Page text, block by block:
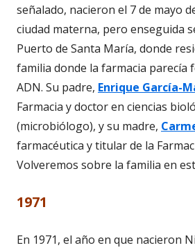
señalado, nacieron el 7 de mayo
ciudad materna, pero enseguida
Puerto de Santa María, donde
familia donde la farmacia parecía
ADN. Su padre, Enrique García-
Farmacia y doctor en ciencias
(microbiólogo), y su madre,
farmacéutica y titular de la
Volveremos sobre la familia en
1971
En 1971, el año en que nacieron